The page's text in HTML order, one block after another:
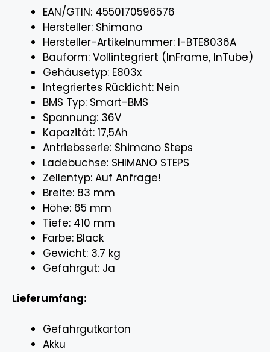
EAN/GTIN: 4550170596576
Hersteller: Shimano
Hersteller-Artikelnummer: I-BTE8036A
Bauform: Vollintegriert (InFrame, InTube)
Gehäusetyp: E803x
Integriertes Rücklicht: Nein
BMS Typ: Smart-BMS
Spannung: 36V
Kapazität: 17,5Ah
Antriebsserie: Shimano Steps
Ladebuchse: SHIMANO STEPS
Zellentyp: Auf Anfrage!
Breite: 83 mm
Höhe: 65 mm
Tiefe: 410 mm
Farbe: Black
Gewicht: 3.7 kg
Gefahrgut: Ja
Lieferumfang:
Gefahrgutkarton
Akku